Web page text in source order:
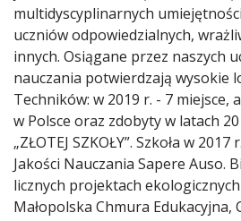
multidyscyplinarnych
uczniów odpowiedzialnych,
innych. Osiągane przez naszych
nauczania potwierdzają wysokie
Techników: w 2019 r. - 7 miejsce,
w Polsce oraz zdobyty w latach
„ZŁOTEJ SZKOŁY”. Szkoła w
Jakości Nauczania Sapere Auso.
licznych projektach
Małopolska Chmura Edukacyjna,